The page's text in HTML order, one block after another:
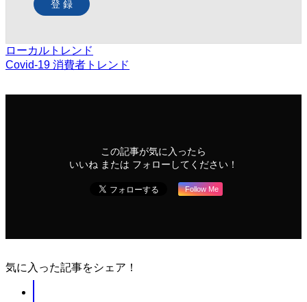
登 録
ローカルトレンド
Covid-19 消費者トレンド
この記事が気に入ったら
いいね または フォローしてください！
Follow Me
気に入った記事をシェア！